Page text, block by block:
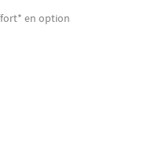
en option